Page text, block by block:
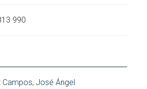
990
Campos, José Ángel